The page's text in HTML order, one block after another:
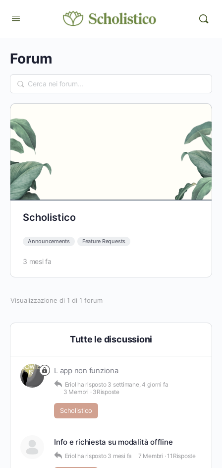
Forum
Scholistico
Announcements Feature Requests
3 mesi fa
Visualizzazione di 1 di 1 forum
Tutte le discussioni
L app non funziona
Eriol ha risposto 3 settimane, 4 giorni fa
3 Membri · 3Risposte
Scholistico
Info e richiesta su modalità offline
Eriol ha risposto 3 mesi fa 7 Membri · 11Risposte